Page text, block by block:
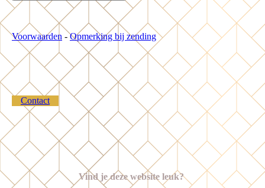
Voorwaarden -Opmerking bij zending
Contact
Vind je deze website leuk?